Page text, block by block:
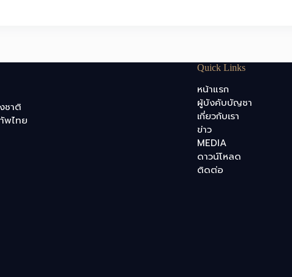
ชาติ
พไทย
Quick Links
หน้าแรก
ผู้บังคับบัญชา
เกี่ยวกับเรา
ข่าว
MEDIA
ดาวน์โหลด
ติดต่อ